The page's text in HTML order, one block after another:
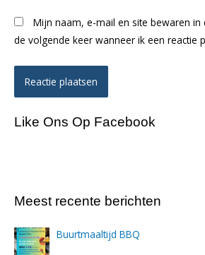
Mijn naam, e-mail en site bewaren
de volgende keer wanneer ik een reactie
Like Ons Op Facebook
Meest recente berichten
Buurtmaaltijd BBQ